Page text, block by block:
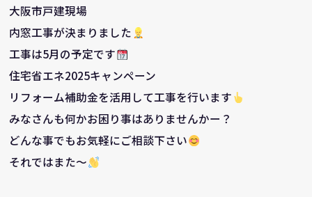
大阪市戸建現場
内窓工事が決まりました
工事は5月の予定です
住宅省エネ2025キャンペーン
リフォーム補助金を活用して工事を行います
みなさんも何かお困り事はありませんかー？
どんな事でもお気軽にご相談下さい
それではまた～